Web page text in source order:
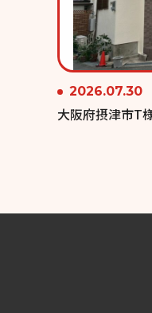
2026.07.30
大阪府摂津市T